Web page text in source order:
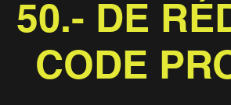
50.- DE
CODE